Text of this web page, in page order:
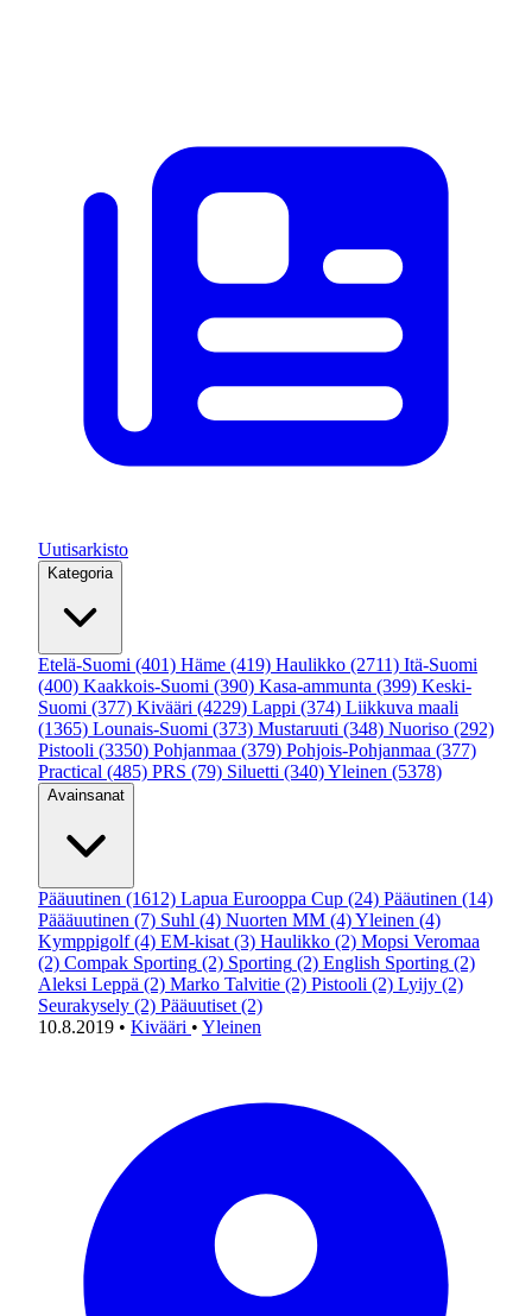
Uutisarkisto
Kategoria
Etelä-Suomi (401) Häme (419) Haulikko (2711) Itä-Suomi
(400) Kaakkois-Suomi (390) Kasa-ammunta (399) Keski-
Suomi (377) Kivääri (4229) Lappi (374) Liikkuva maali
(1365) Lounais-Suomi (373) Mustaruuti (348) Nuoriso (292)
Pistooli (3350) Pohjanmaa (379) Pohjois-Pohjanmaa (377)
Practical (485) PRS (79) Siluetti (340)Yleinen (5378)
Avainsanat
Pääuutinen (1612) Lapua Eurooppa Cup (24) Pääutinen (14)
Päääuutinen (7) Suhl (4) Nuorten MM (4)Yleinen (4)
Kymppigolf (4) EM-kisat (3) Haulikko (2) Mopsi Veromaa
(2) Compak Sporting (2) Sporting (2) English Sporting (2)
Aleksi Leppä (2) Marko Talvitie (2) Pistooli (2) Lyijy (2)
Seurakysely (2) Pääuutiset (2)
10.8.2019 • Kivääri • Yleinen